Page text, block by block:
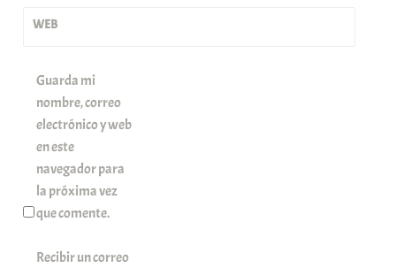
WEB
Guarda mi
nombre, correo
electrónico y web
en este
navegador para
la próxima vez
que comente.
Recibir un correo